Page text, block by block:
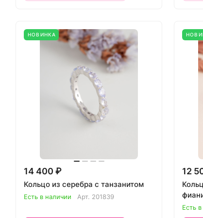
НОВИНКА
14 400 ₽
Кольцо из серебра с танзанитом
Есть в наличии Арт. 201839
12
Есть